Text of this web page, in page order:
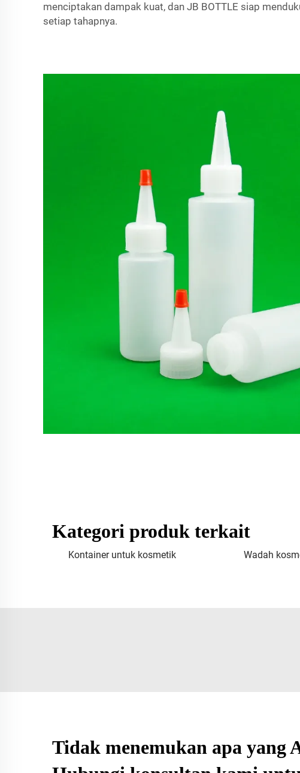
menciptakan dampak kuat, dan JB BOTTLE siap
setiap tahapnya.
Kategori produk terkait
Kontainer untuk kosmetik Wadah
Tidak menemukan apa yang